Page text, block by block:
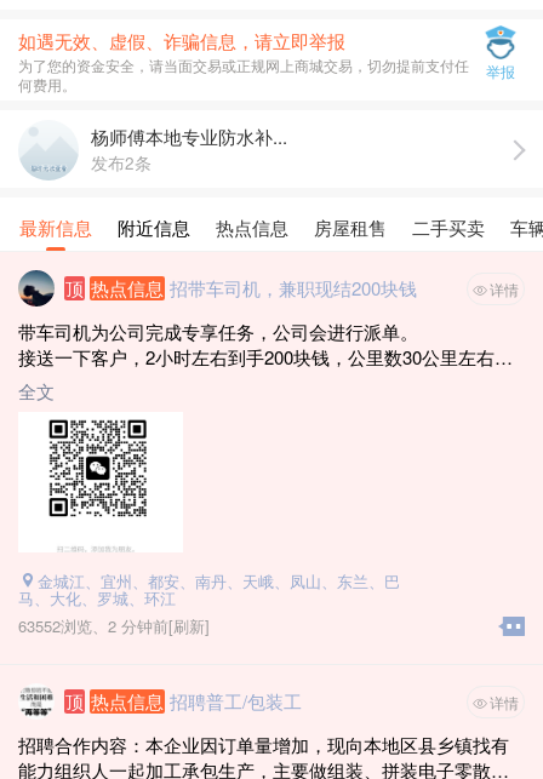
如遇无效、虚假、诈骗信息，请立即举报
为了您的资金安全，请当面交易或正规网上商城交易，切勿提前支付任
何费用。
举报
杨师傅本地专业防水补...
发布2条
最新信息 附近信息 热点信息 房屋租售 二手买卖 车
顶 热点信息 招带车司机，兼职现结200块钱 详情
带车司机为公司完成专享任务，公司会进行派单。
接送一下客户，2小时左右到手200块钱，公里数30公里左右，
能做的联系
电话：19116800269（微信同号）
1. 年龄21~59周岁
2. 自备车辆 （河池车牌 · 桂M）
3. 车龄8年内（18年8月-2026年）
3. 驾驶证3年以上
5. 无一次性扣12分违章
6. 新车车价6万以上
7. 不要出租车和网约车 (滴滴一年以上没跑过的也可以)
能做的加微信（每天需要30辆）
全文
金城江、宜州、都安、南丹、天峨、凤山、东兰、巴
马、大化、罗城、环江
63552浏览、 2 分钟前[刷新]
顶 热点信息 招聘普工/包装工 详情
招聘合作内容：本企业因订单量增加，现向本地区县乡镇找有
能力组织人一起加工承包生产，主要做组装、拼装电子零散